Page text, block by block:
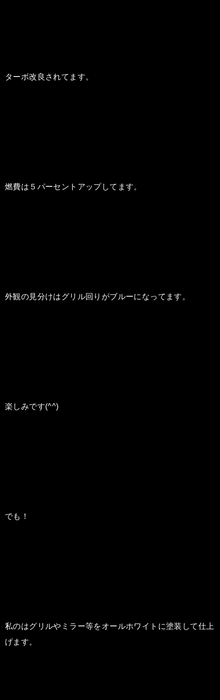
ターボ改良されてます。
燃費は５パーセントアップしてます。
外観の見分けはグリル回りがブルーになってます。
楽しみです(^^)
でも！
私のはグリルやミラー等をオールホワイトに塗装して仕上
げます。